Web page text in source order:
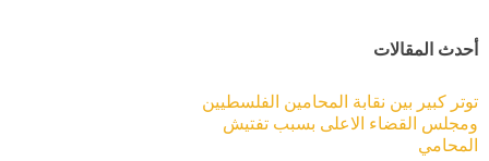
أحدث المقالات
توتر كبير بين نقابة المحامين الفلسطيين
ومجلس القضاء الاعلى بسبب تفتيش
المحامي